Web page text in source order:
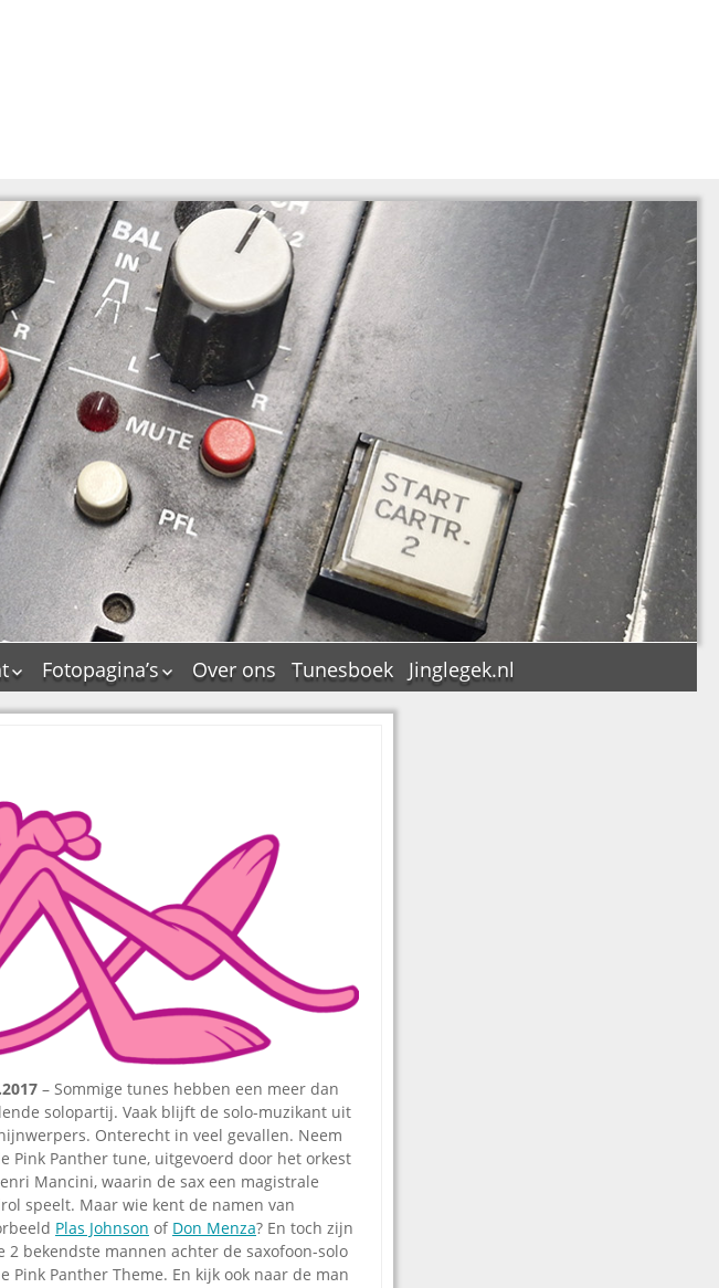
–
city
65
interview
Klaas
Fotopagina’s
JAM in pictures
Pepper & Tanner in
pictures
Top Format in
pictures
Dik Voormekaar in
foto’s
Over ons Tunesboek Jinglegek.nl
– Sommige tunes hebben een meer dan
solopartij. Vaak blijft de solo-muzikant uit
Onterecht in veel gevallen. Neem
Pink Panther tune, uitgevoerd door het orkest
Mancini, waarin de sax een magistrale
speelt. Maar wie kent de namen van
Plas Johnson of Don Menza? En toch zijn
2 bekendste mannen achter de saxofoon-solo
Pink Panther Theme. En kijk ook naar de man